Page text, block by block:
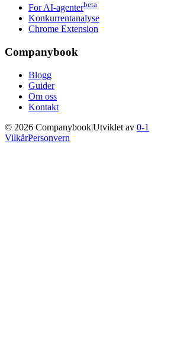
For AI-agenterbeta
Konkurrentanalyse
Chrome Extension
Companybook
Blogg
Guider
Om oss
Kontakt
© 2026 Companybook|Utviklet av 0-1
VilkårPersonvern